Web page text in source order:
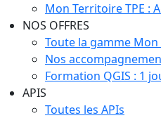
Mon Territoire TPE :
NOS OFFRES
Toute la gamme
Nos
Formation QGIS : 1
APIS
Toutes les APIs